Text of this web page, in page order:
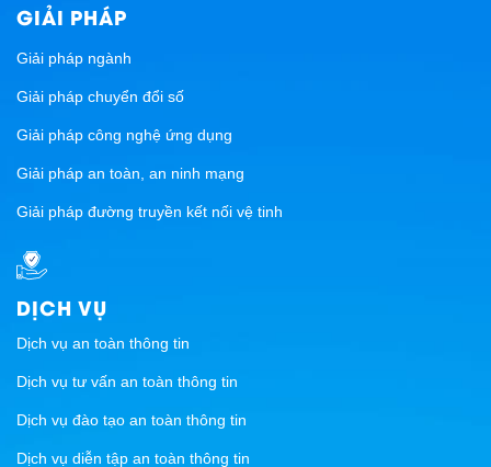
GIẢI PHÁP
Giải pháp ngành
Giải pháp chuyển đổi số
Giải pháp công nghệ ứng dụng
Giải pháp an toàn, an ninh mạng
Giải pháp đường truyền kết nối vệ tinh
DỊCH VỤ
Dịch vụ an toàn thông tin
Dịch vụ tư vấn an toàn thông tin
Dịch vụ đào tạo an toàn thông tin
Dịch vụ diễn tập an toàn thông tin